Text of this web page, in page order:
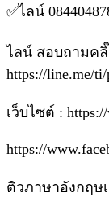
✅ไลน์
ไลน์ สอบถามคลิ๊
https://line.me/
เว็บไซต์ :
https://
ติวภาษาอังกฤษ